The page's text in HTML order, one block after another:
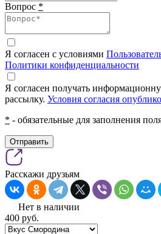
Вопрос *
Я согласен с условиями
Политики конфиденциальности
Я согласен получать
рассылку. Условия согласия
* - обязательные для заполнения
Отправить
Расскажи друзьям
Нет в наличии
400 pуб.